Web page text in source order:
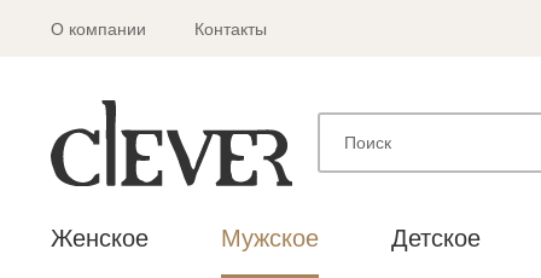
О компании Контакты
Женское Мужское Детское